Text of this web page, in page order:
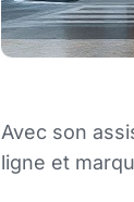
Avec son
ligne et